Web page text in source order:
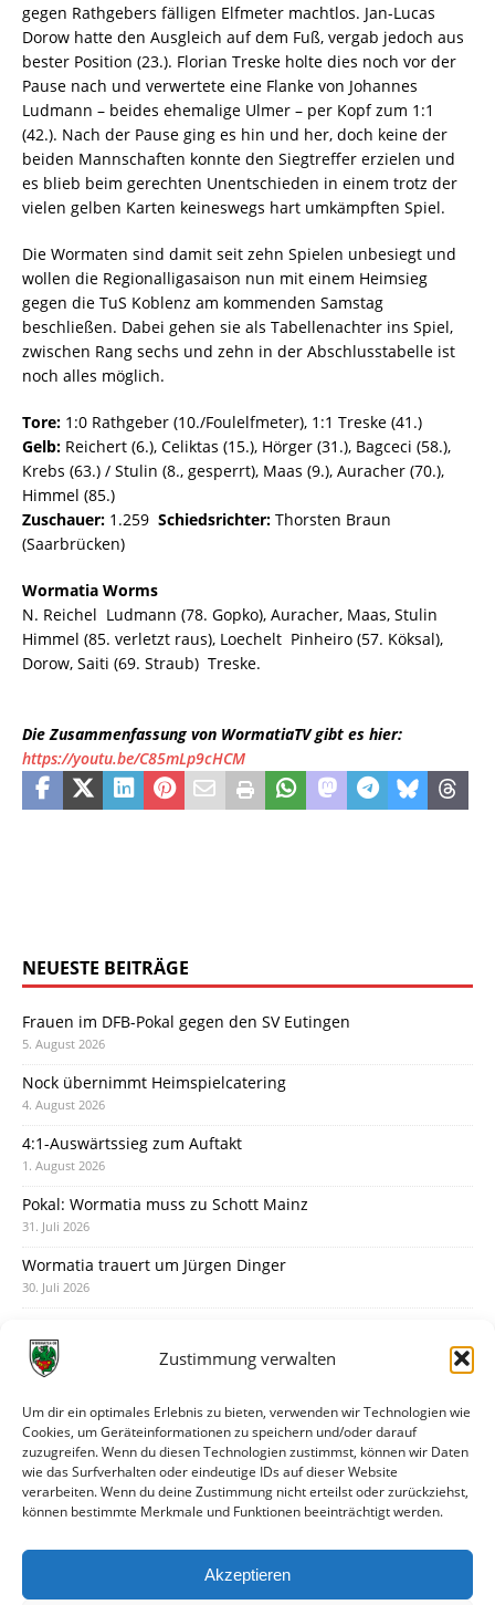
Zustimmung verwalten
Um dir ein optimales Erlebnis zu bieten, verwenden wir Technologien wie
Cookies, um Geräteinformationen zu speichern und/oder darauf
zuzugreifen. Wenn du diesen Technologien zustimmst, können wir Daten
wie das Surfverhalten oder eindeutige IDs auf dieser Website
verarbeiten. Wenn du deine Zustimmung nicht erteilst oder zurückziehst,
können bestimmte Merkmale und Funktionen beeinträchtigt werden.
Akzeptieren
gegen Rathgebers fälligen Elfmeter machtlos. Jan-Lucas
Dorow hatte den Ausgleich auf dem Fuß, vergab jedoch aus
bester Position (23.). Florian Treske holte dies noch vor der
Pause nach und verwertete eine Flanke von Johannes
Ludmann – beides ehemalige Ulmer – per Kopf zum 1:1
(42.). Nach der Pause ging es hin und her, doch keine der
beiden Mannschaften konnte den Siegtreffer erzielen und
es blieb beim gerechten Unentschieden in einem trotz der
vielen gelben Karten keineswegs hart umkämpften Spiel.
Die Wormaten sind damit seit zehn Spielen unbesiegt und
wollen die Regionalligasaison nun mit einem Heimsieg
gegen die TuS Koblenz am kommenden Samstag
beschließen. Dabei gehen sie als Tabellenachter ins Spiel,
zwischen Rang sechs und zehn in der Abschlusstabelle ist
noch alles möglich.
Tore: 1:0 Rathgeber (10./Foulelfmeter), 1:1 Treske (41.)
Gelb: Reichert (6.), Celiktas (15.), Hörger (31.), Bagceci (58.),
Krebs (63.) / Stulin (8., gesperrt), Maas (9.), Auracher (70.),
Himmel (85.)
Zuschauer: 1.259 Schiedsrichter: Thorsten Braun
(Saarbrücken)
Wormatia Worms
N. Reichel  Ludmann (78. Gopko), Auracher, Maas, Stulin 
Himmel (85. verletzt raus), Loechelt  Pinheiro (57. Köksal),
Dorow, Saiti (69. Straub)  Treske.
Die Zusammenfassung von WormatiaTV gibt es hier:
https://youtu.be/C85mLp9cHCM
NEUESTE BEITRÄGE
Frauen im DFB-Pokal gegen den SV Eutingen
5. August 2026
Nock übernimmt Heimspielcatering
4. August 2026
4:1-Auswärtssieg zum Auftakt
1. August 2026
Pokal: Wormatia muss zu Schott Mainz
31. Juli 2026
Wormatia trauert um Jürgen Dinger
30. Juli 2026
28. Juli 2026
28. Juli 2026
Neue Podcast-Folge: So tickt Björn!
27. Juli 2026
Eindrücke vom Stadionfest
Unterhaltsamer Abschlusstest mit später Niederlage
25. Juli 2026